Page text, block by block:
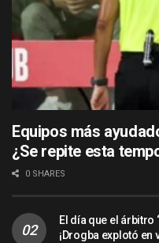
Equipos más
¿Se repite esta
0 SHARES
El día que el árbitro
¡Drogba explotó en